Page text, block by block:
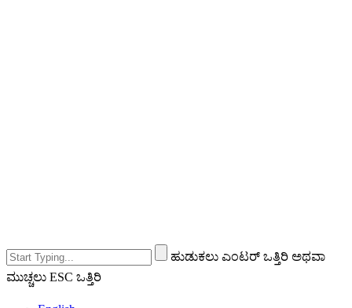
ಹುಡುಕಲು ಎಂಟರ್ ಒತ್ತಿರಿ ಅಥವಾ
ಮುಚ್ಚಲು ESC ಒತ್ತಿರಿ